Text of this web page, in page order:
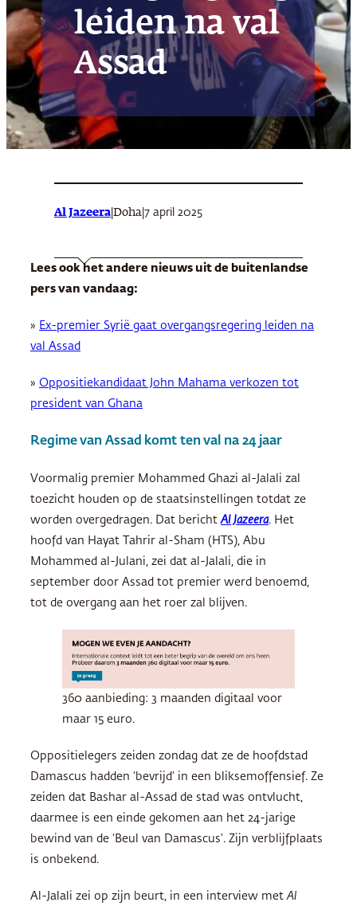
leiden na val
Assad
Al Jazeera Doha 7 april 2025
Lees ook het andere nieuws uit de buitenlandse
pers van vandaag:
» Ex-premier Syrië gaat overgangsregering leiden na
val Assad
» Oppositiekandidaat John Mahama verkozen tot
president van Ghana
Regime van Assad komt ten val na 24 jaar
Voormalig premier Mohammed Ghazi al-Jalali zal
toezicht houden op de staatsinstellingen totdat ze
worden overgedragen. Dat bericht Al Jazeera. Het
hoofd van Hayat Tahrir al-Sham (HTS), Abu
Mohammed al-Julani, zei dat al-Jalali, die in
september door Assad tot premier werd benoemd,
tot de overgang aan het roer zal blijven.
360 aanbieding: 3 maanden digitaal voor
maar 15 euro.
Oppositielegers zeiden zondag dat ze de hoofdstad
Damascus hadden ‘bevrijd’ in een bliksemoffensief. Ze
zeiden dat Bashar al-Assad de stad was ontvlucht,
daarmee is een einde gekomen aan het 24-jarige
bewind van de ‘Beul van Damascus’. Zijn verblijfplaats
is onbekend.
Al-Jalali zei op zijn beurt, in een interview metAl